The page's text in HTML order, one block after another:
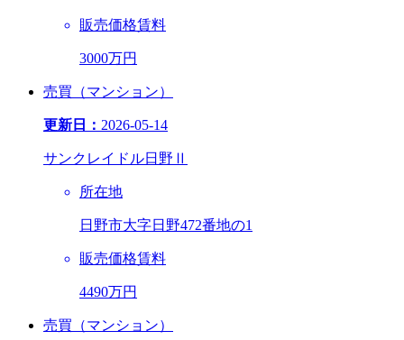
販売価格賃料
3000万円
売買（マンション）
更新日： 2026-05-14
サンクレイドル日野Ⅱ
所在地
日野市大字日野472番地の1
販売価格賃料
4490万円
売買（マンション）